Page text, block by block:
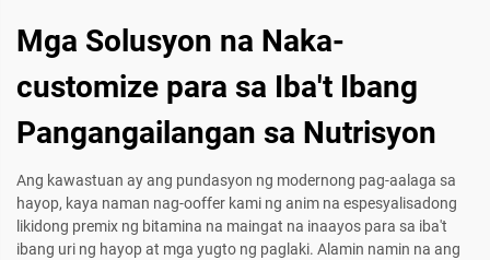
Mga Solusyon na Naka-
customize para sa Iba't Ibang
Pangangailangan sa Nutrisyon
Ang kawastuan ay ang pundasyon ng modernong pag-aalaga sa
hayop, kaya naman nag-ooffer kami ng anim na espesyalisadong
likidong premix ng bitamina na maingat na inaayos para sa iba't
ibang uri ng hayop at mga yugto ng paglaki. Alamin namin na ang